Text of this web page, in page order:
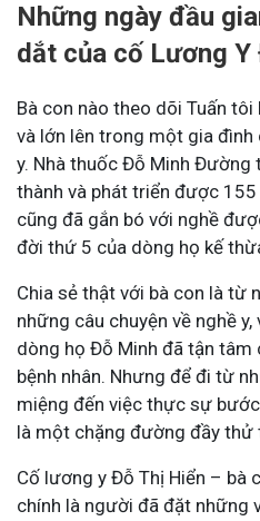
Những ngày đầu
dắt của cố Lương Y
Bà con nào theo dõi Tuấn
và lớn lên trong một gia
y. Nhà thuốc Đỗ Minh Đường
thành và phát triển được
cũng đã gắn bó với nghề
đời thứ 5 của dòng họ kế
Chia sẻ thật với bà con là từ
những câu chuyện về nghề
dòng họ Đỗ Minh đã tận tâm
bệnh nhân. Nhưng để đi từ
miệng đến việc thực sự
là một chặng đường đầy thử
Cố lương y Đỗ Thị Hiển – bà
chính là người đã đặt những